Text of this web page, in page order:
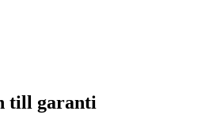
till garanti